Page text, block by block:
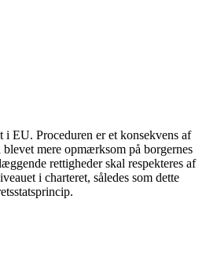
i EU. Proceduren er et konsekvens af
mere opmærksom på borgernes
rettigheder skal respekteres af
i charteret, således som dette